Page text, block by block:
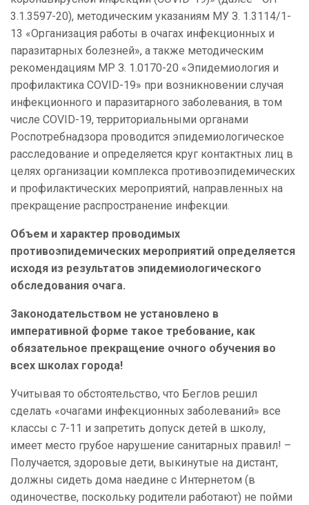
3.1.3597-20), методическим указаниям МУ З. 1.3114/1-
13 «Организация работы в очагах инфекционных и
паразитарных болезней», а также методическим
рекомендациям МР З. 1.0170-20 «Эпидемиология и
профилактика COVID-19» при возникновении случая
инфекционного и паразитарного заболевания, в том
числе COVID-19, территориальными органами
Роспотребнадзора проводится эпидемиологическое
расследование и определяется круг контактных лиц в
целях организации комплекса противоэпидемических
и профилактических мероприятий, направленных на
прекращение распространение инфекции.
Объем и характер проводимых
противоэпидемических мероприятий определяется
исходя из результатов эпидемиологического
обследования очага.
Законодательством не установлено в
императивной форме такое требование, как
обязательное прекращение очного обучения во
всех школах города!
Учитывая то обстоятельство, что Беглов решил
сделать «очагами инфекционных заболеваний» все
классы с 7-11 и запретить допуск детей в школу,
имеет место грубое нарушение санитарных правил! –
Получается, здоровые дети, выкинутые на дистант,
должны сидеть дома наедине с Интернетом (в
одиночестве, поскольку родители работают) не пойми